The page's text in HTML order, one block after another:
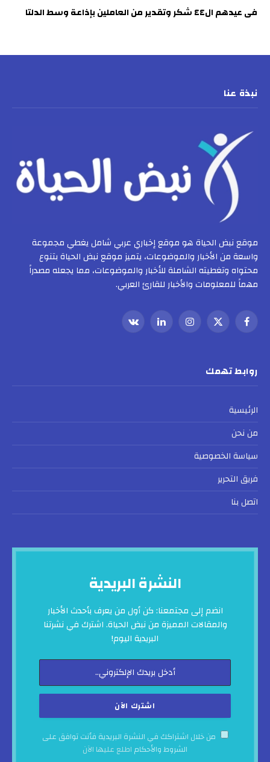
فى عيدهم ال٤٤ شكر وتقدير من العاملين بإذاعة وسط الدلتا
نبذة عنا
موقع نبض الحياة هو موقع إخباري عربي شامل يغطي مجموعة
واسعة من الأخبار والموضوعات، يتميز موقع نبض الحياة بتنوع
محتواه وتغطيته الشاملة للأخبار والموضوعات، مما يجعله مصدراً
مهماً للمعلومات والأخبار للقارئ العربي.
فيسبوك
X
الانستغراملينكدإنVKontakte
روابط تهمك
الرئيسية
من نحن
سياسة الخصوصية
فريق التحرير
اتصل بنا
النشرة البريدية
انضم إلى مجتمعنا: كن أول من يعرف بأحدث الأخبار
والمقالات المميزة من نبض الحياة. اشترك في نشرتنا
البريدية اليوم!
من خلال اشتراكك في النشرة البريدية فأنت توافق على
الشروط والأحكام اطلع عليها الآن